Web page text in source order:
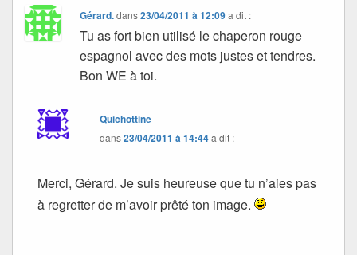
Gérard.dans23/04/2011 à 12:09 a dit :
Tu as fort bien utilisé le chaperon rouge
espagnol avec des mots justes et tendres.
Bon WE à toi.
Quichottine
dans23/04/2011 à 14:44a dit :
Merci, Gérard. Je suis heureuse que tu n’aies pas
à regretter de m’avoir prêté ton image.